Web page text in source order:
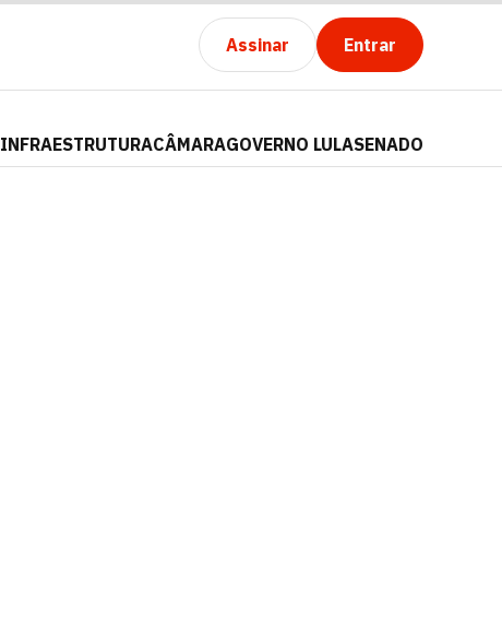
Assinar Entrar
INFRAESTRUTURACÂMARAGOVERNO LULASENADO